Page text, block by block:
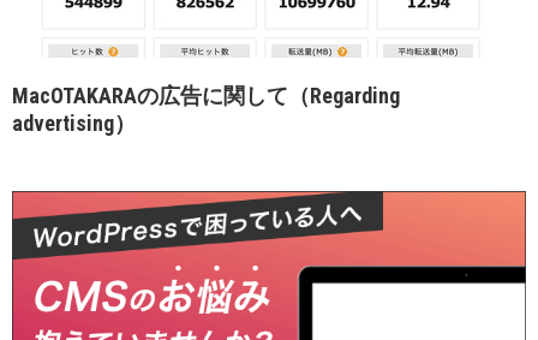
MacOTAKARAの広告に関して（Regarding
advertising）